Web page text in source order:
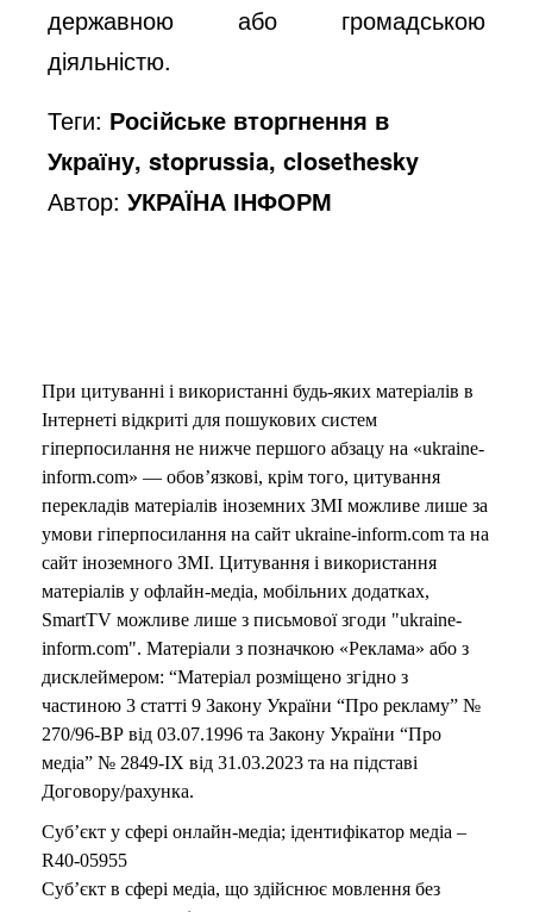
державною або громадською
діяльністю.
Теги: Російське вторгнення в
Україну, stoprussia, closethesky
Автор:УКРАЇНА ІНФОРМ
При цитуванні і використанні будь-яких матеріалів в
Інтернеті відкриті для пошукових систем
гіперпосилання не нижче першого абзацу на «ukraine-
inform.com» — обов’язкові, крім того, цитування
перекладів матеріалів іноземних ЗМІ можливе лише за
умови гіперпосилання на сайт ukraine-inform.com та на
сайт іноземного ЗМІ. Цитування і використання
матеріалів у офлайн-медіа, мобільних додатках,
SmartTV можливе лише з письмової згоди "ukraine-
inform.com". Матеріали з позначкою «Реклама» або з
дисклеймером: “Матеріал розміщено згідно з
частиною 3 статті 9 Закону України “Про рекламу” №
270/96-ВР від 03.07.1996 та Закону України “Про
медіа” № 2849-IX від 31.03.2023 та на підставі
Договору/рахунка.
Суб’єкт у сфері онлайн-медіа; ідентифікатор медіа –
R40-05955
Суб’єкт в сфері медіа, що здійснює мовлення без